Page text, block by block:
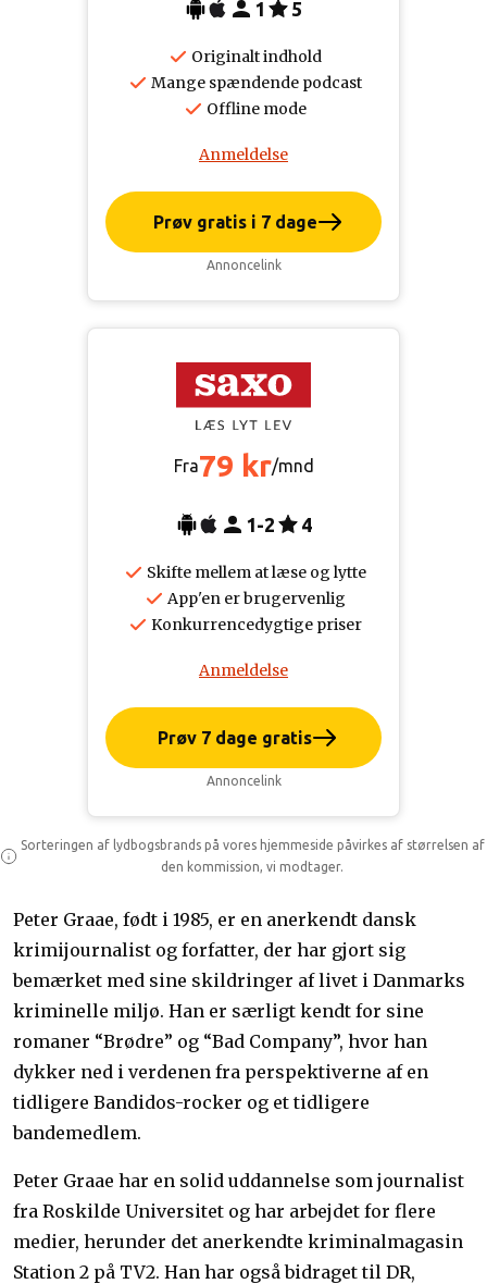
1 5
Originalt indhold
Mange spændende podcast
Offline mode
Anmeldelse
Prøv gratis i 7 dage
Annoncelink
Fra79 kr/mnd
1-2 4
Skifte mellem at læse og lytte
App'en er brugervenlig
Konkurrencedygtige priser
Anmeldelse
Prøv 7 dage gratis
Annoncelink
Sorteringen af lydbogsbrands på vores hjemmeside påvirkes af størrelsen af
den kommission, vi modtager.
Peter Graae, født i 1985, er en anerkendt dansk
krimijournalist og forfatter, der har gjort sig
bemærket med sine skildringer af livet i Danmarks
kriminelle miljø. Han er særligt kendt for sine
romaner “Brødre” og “Bad Company”, hvor han
dykker ned i verdenen fra perspektiverne af en
tidligere Bandidos-rocker og et tidligere
bandemedlem.
Peter Graae har en solid uddannelse som journalist
fra Roskilde Universitet og har arbejdet for flere
medier, herunder det anerkendte kriminalmagasin
Station 2 på TV2. Han har også bidraget til DR,